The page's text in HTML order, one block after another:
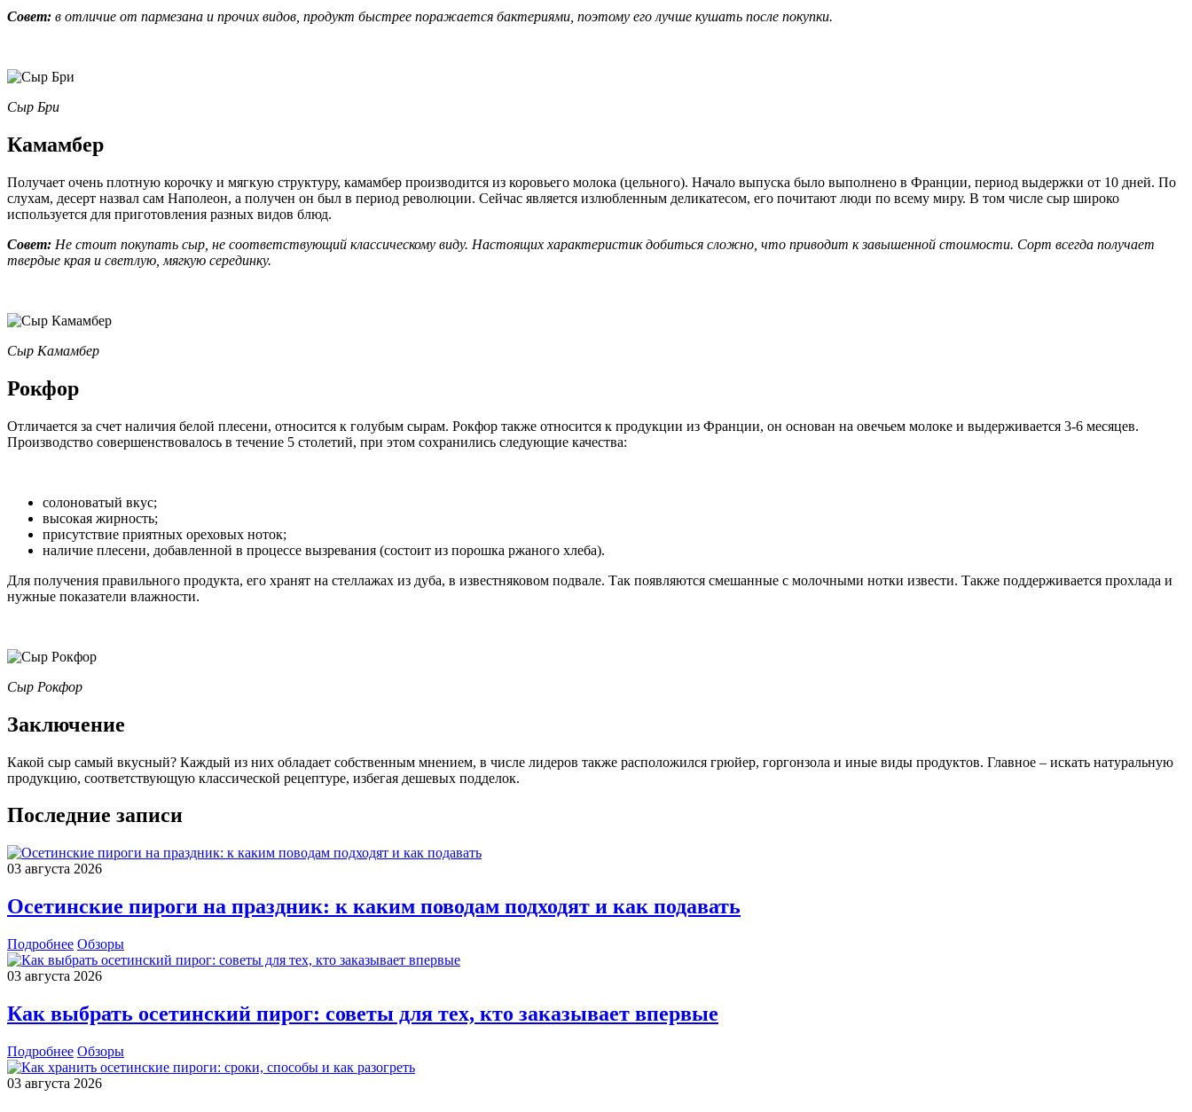
Совет: в отличие от пармезана и прочих видов, продукт быстрее поражается бактериями, поэтому его лучше кушать после покупки.
Сыр Бри
Камамбер
Получает очень плотную корочку и мягкую структуру, камамбер производится из коровьего молока (цельного). Начало выпуска было выполнено в Франции, период выдержки от 10 дней. По
слухам, десерт назвал сам Наполеон, а получен он был в период революции. Сейчас является излюбленным деликатесом, его почитают люди по всему миру. В том числе сыр широко
используется для приготовления разных видов блюд.
Совет: Не стоит покупать сыр, не соответствующий классическому виду. Настоящих характеристик добиться сложно, что приводит к завышенной стоимости. Сорт всегда получает
твердые края и светлую, мягкую серединку.
Сыр Камамбер
Рокфор
Отличается за счет наличия белой плесени, относится к голубым сырам. Рокфор также относится к продукции из Франции, он основан на овечьем молоке и выдерживается 3-6 месяцев.
Производство совершенствовалось в течение 5 столетий, при этом сохранились следующие качества:
солоноватый вкус;
высокая жирность;
присутствие приятных ореховых ноток;
наличие плесени, добавленной в процессе вызревания (состоит из порошка ржаного хлеба).
Для получения правильного продукта, его хранят на стеллажах из дуба, в известняковом подвале. Так появляются смешанные с молочными нотки извести. Также поддерживается прохлада и
нужные показатели влажности.
Сыр Рокфор
Заключение
Какой сыр самый вкусный? Каждый из них обладает собственным мнением, в числе лидеров также расположился грюйер, горгонзола и иные виды продуктов. Главное – искать натуральную
продукцию, соответствующую классической рецептуре, избегая дешевых подделок.
Последние записи
03 августа 2026
Осетинские пироги на праздник: к каким поводам подходят и как подавать
Подробнее Обзоры
03 августа 2026
Как выбрать осетинский пирог: советы для тех, кто заказывает впервые
Подробнее Обзоры
03 августа 2026